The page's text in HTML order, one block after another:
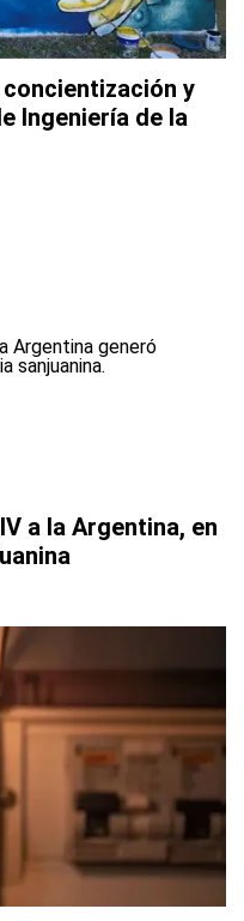
y
Ingeniería de la
a la Argentina, en